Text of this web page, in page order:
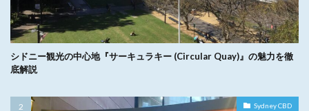
シドニー観光の中心地『サーキュラキー (Circular Quay)』の魅力を徹
底解説
Sydney CBD